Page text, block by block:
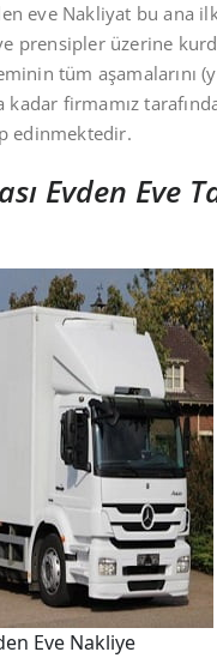
eve Nakliyat bu ana
prensipler üzerine
tüm aşamalarını
kadar firmamız
edinmektedir.
Evden Eve
Eve Nakliye